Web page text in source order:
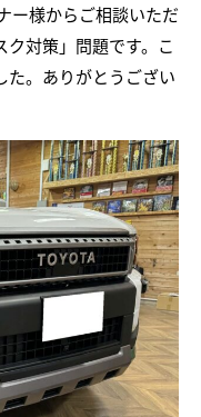
ー様からご相談いただ
対策」問題です。こ
た。ありがとうござい